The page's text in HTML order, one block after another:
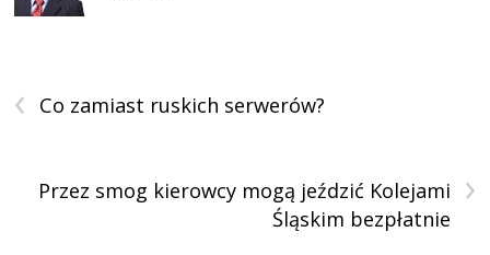
‹ Co zamiast ruskich serwerów?
›
Przez smog kierowcy mogą jeździć Kolejami
Śląskim bezpłatnie